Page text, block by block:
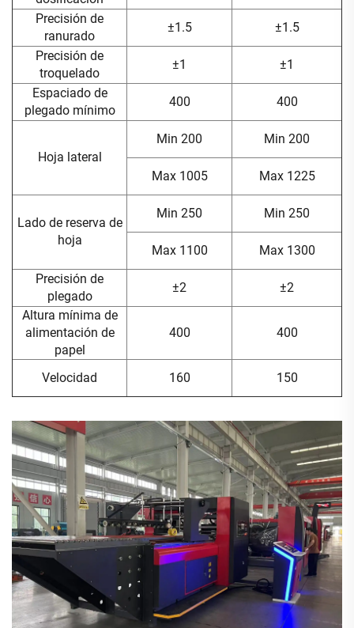
Precisión de
ranurado
±1.5
±1.5
Precisión de
troquelado
±1
±1
Espaciado de
plegado mínimo
400 400
Hoja lateral
Min 200 Min 200
Max 1005 Max 1225
Lado de reserva de
hoja
Min 250 Min 250
Max 1100
Max 1300
Precisión de
plegado
±2
±2
Altura mínima de
alimentación de
papel
400 400
Velocidad 160 150